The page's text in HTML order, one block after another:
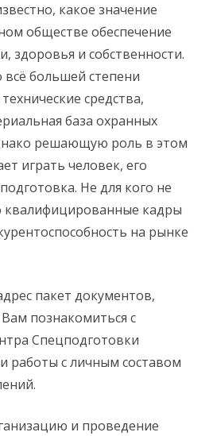
какое значение
обществе обеспечение
здоровья и собственности.
большей степени
средства,
база охранных
решающую роль в этом
играть человек, его
Не для кого не
квалифицированные кадры
на рынке
пакет документов,
познакомиться с
Спецподготовки
работы с личным составом
и проведение